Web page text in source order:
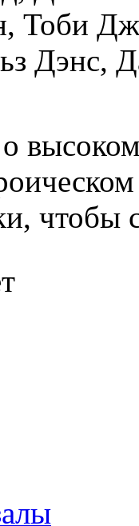
Тоби
Дэнс,
чтобы